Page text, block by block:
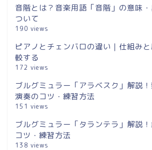
音階とは？音楽用語「音階」の意味
ついて
190 views
ピアノとチェンバロの違い｜仕組み
較する
172 views
ブルグミュラー「アラベスク」解説！
演奏のコツ・練習方法
151 views
ブルグミュラー「タランテラ」解説
コツ・練習方法
138 views